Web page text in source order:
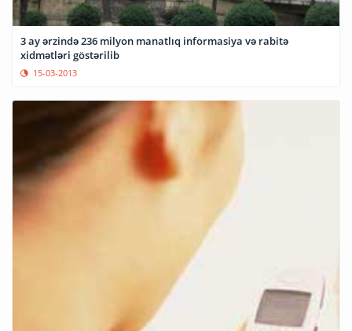
3 ay ərzində 236 milyon manatlıq informasiya və rabitə
xidmətləri göstərilib
15-03-2013